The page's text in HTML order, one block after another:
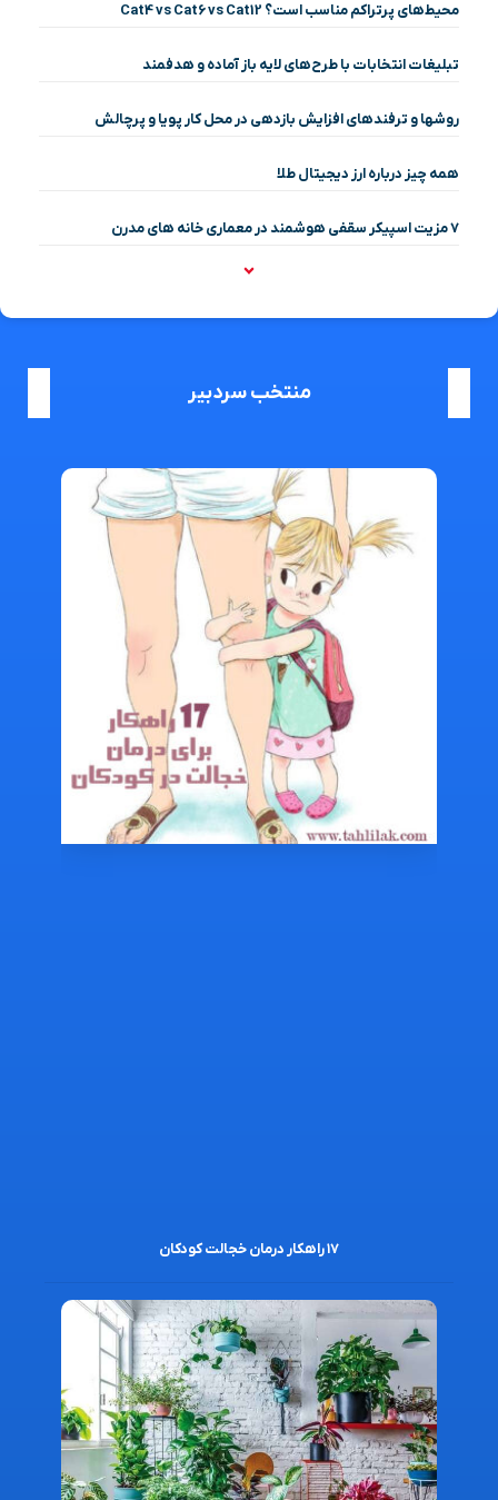
محیط‌های پرتراکم مناسب است؟ Cat4 vs Cat6 vs Cat12
تبلیغات انتخابات با طرح‌های لایه باز آماده و هدفمند
روشها و ترفندهای افزایش بازدهی در محل کار پویا و پرچالش
همه چیز درباره ارز دیجیتال طلا
۷ مزیت اسپیکر سقفی هوشمند در معماری خانه‌ های مدرن
منتخب سردبیر
۱۷ راهکار درمان خجالت کودکان